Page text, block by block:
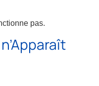
pas.